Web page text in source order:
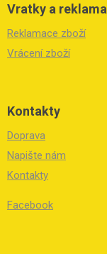
Vratky a
Reklamace zboží
Vrácení zboží
Kontakty
Doprava
Napište nám
Kontakty
Facebook